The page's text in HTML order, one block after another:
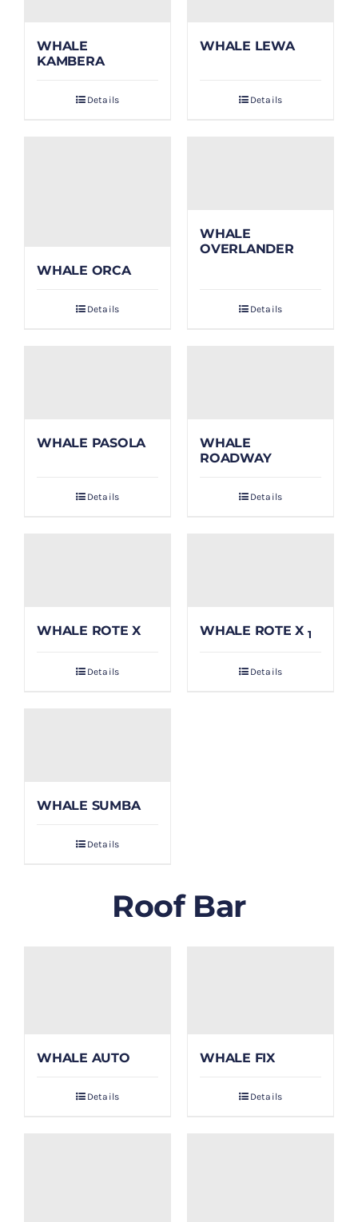
WHALE
KAMBERA
Details
WHALE LEWA
Details
WHALE ORCA
Details
WHALE
OVERLANDER
Details
WHALE PASOLA
Details
WHALE
ROADWAY
Details
WHALE ROTE X
Details
WHALE ROTE X 1
Details
WHALE SUMBA
Details
Roof Bar
WHALE AUTO
Details
WHALE FIX
Details